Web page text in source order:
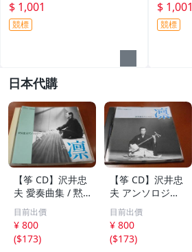
9成新 無IFPI - 1001元起標 M
2316
$ 1,001
競標
$ 1,001
競標
日本代購
【筝 CD】沢井忠
夫 愛奏曲集 / 黙
示 、波 、二つの
相 、箏二重奏ソ
ナタ 杵屋正邦 、
入野義朗 、小野
目前出價
¥ 800
($173)
【筝 CD】沢井忠
夫 アンソロジー
「凜」からの分売
沢井忠夫作品集
ライブ 風衣、水
の声、枯野砧、五
目前出價
¥ 800
($173)